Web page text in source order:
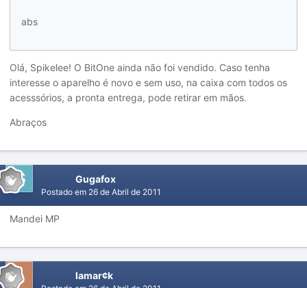
abs
Olá, Spikelee! O BitOne ainda não foi vendido. Caso tenha
interesse o aparelho é novo e sem uso, na caixa com todos os
acesssórios, a pronta entrega, pode retirar em mãos.
Abraços
Gugafox
Postado em 26 de Abril de 2011
Mandei MP
lamar¢k